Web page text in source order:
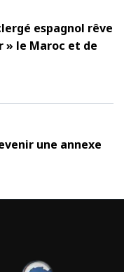
espagnol rêve
le Maroc et de
une annexe